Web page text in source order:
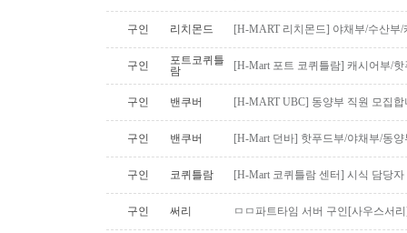
구인 리치몬드 [H-MART 리치몬드] 야채부/수산부
구인
포트코퀴틀
람
[H-Mart 포트 코퀴틀람] 캐시어부/
구인 밴쿠버 [H-MART UBC] 동양부 직원 모집합
구인 밴쿠버 [H-Mart 던바] 핫푸드부/야채부/동
구인 코퀴틀람 [H-Mart 코퀴틀람 센터] 시식 담당
구인 써리 ㅁㅁ파트타임 서버 구인[사우스서